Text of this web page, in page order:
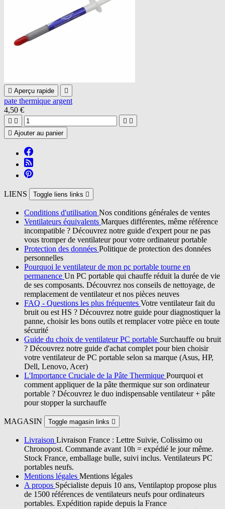
 Aperçu rapide 
pate thermique argent
4,50 €
   
 Ajouter au panier
LIENS Toggle liens links 
Conditions d'utilisation Nos conditions générales de ventes
Ventilateurs équivalents Marques différentes, même référence
incompatible ? Découvrez notre guide d'expert pour ne pas
vous tromper de ventilateur pour votre ordinateur portable
Protection des données Politique de protection des données
personnelles
Pourquoi le ventilateur de mon pc portable tourne en
permanence Un PC portable qui chauffe réduit la durée de vie
de ses composants. Découvrez nos conseils de nettoyage, de
remplacement de ventilateur et nos pièces neuves
FAQ - Questions les plus fréquentes Votre ventilateur fait du
bruit ou est HS ? Découvrez notre guide pour diagnostiquer la
panne, choisir les bons outils et remplacer votre pièce en toute
sécurité
Guide du choix de ventilateur PC portable Surchauffe ou bruit
? Découvrez notre guide d'achat complet pour bien choisir
votre ventilateur de PC portable selon sa marque (Asus, HP,
Dell, Lenovo, Acer)
L'Importance Cruciale de la Pâte Thermique Pourquoi et
comment appliquer de la pâte thermique sur son ordinateur
portable ? Découvrez le duo indispensable ventilateur + pâte
pour stopper la surchauffe
MAGASIN Toggle magasin links 
Livraison Livraison France : Lettre Suivie, Colissimo ou
Chronopost. Commande avant 10h = expédié le jour même.
Stock France, emballage bulle, suivi inclus. Ventilateurs PC
portables neufs.
Mentions légales Mentions légales
A propos Spécialiste depuis 10 ans, Ventilaptop propose plus
de 1500 références de ventilateurs neufs pour ordinateurs
portables. Expédition rapide depuis la France